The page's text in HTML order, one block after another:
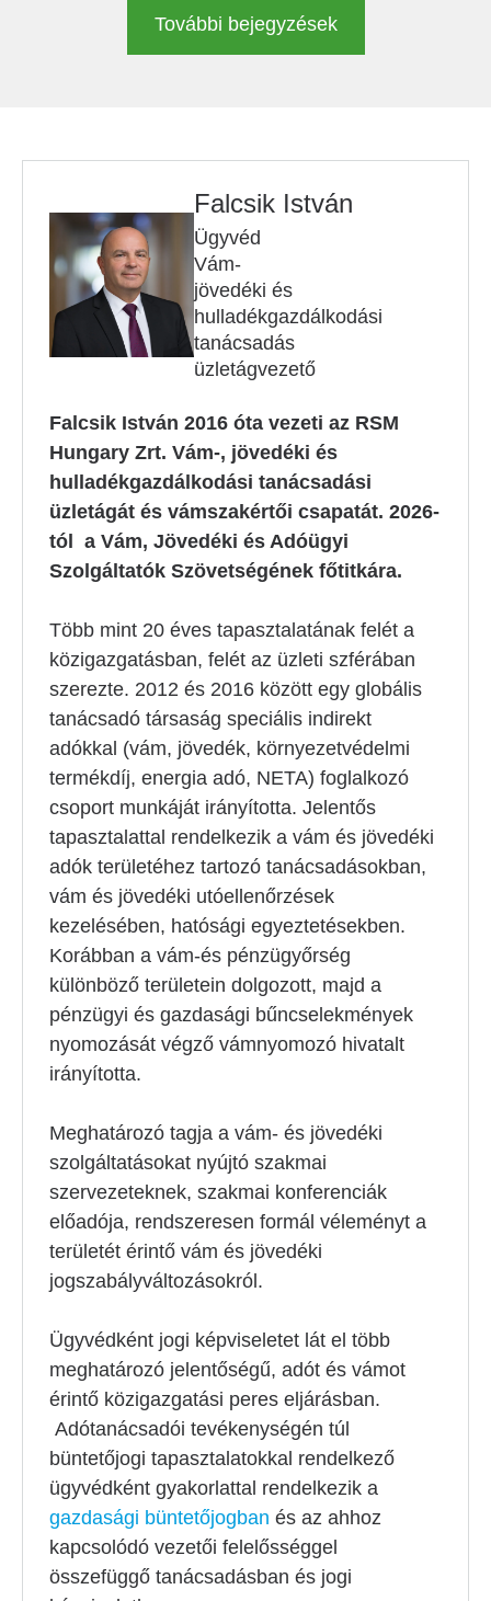
További bejegyzések
Falcsik István
Ügyvéd
Vám-
jövedéki és
hulladékgazdálkodási
tanácsadás
üzletágvezető
Falcsik István 2016 óta vezeti az RSM
Hungary Zrt. Vám-, jövedéki és
hulladékgazdálkodási tanácsadási
üzletágát és vámszakértői csapatát. 2026-
tól a Vám, Jövedéki és Adóügyi
Szolgáltatók Szövetségének főtitkára.
Több mint 20 éves tapasztalatának felét a
közigazgatásban, felét az üzleti szférában
szerezte. 2012 és 2016 között egy globális
tanácsadó társaság speciális indirekt
adókkal (vám, jövedék, környezetvédelmi
termékdíj, energia adó, NETA) foglalkozó
csoport munkáját irányította. Jelentős
tapasztalattal rendelkezik a vám és jövedéki
adók területéhez tartozó tanácsadásokban,
vám és jövedéki utóellenőrzések
kezelésében, hatósági egyeztetésekben.
Korábban a vám-és pénzügyőrség
különböző területein dolgozott, majd a
pénzügyi és gazdasági bűncselekmények
nyomozását végző vámnyomozó hivatalt
irányította.
Meghatározó tagja a vám- és jövedéki
szolgáltatásokat nyújtó szakmai
szervezeteknek, szakmai konferenciák
előadója, rendszeresen formál véleményt a
területét érintő vám és jövedéki
jogszabályváltozásokról.
Ügyvédként jogi képviseletet lát el több
meghatározó jelentőségű, adót és vámot
érintő közigazgatási peres eljárásban.
Adótanácsadói tevékenységén túl
büntetőjogi tapasztalatokkal rendelkező
ügyvédként gyakorlattal rendelkezik a
gazdasági büntetőjogban és az ahhoz
kapcsolódó vezetői felelősséggel
összefüggő tanácsadásban és jogi